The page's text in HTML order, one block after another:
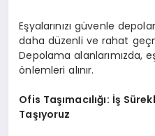
Eşyalarınızı güvenle
daha düzenli ve rahat
Depolama alanlarımızda,
önlemleri alınır.
Ofis Taşımacılığı: İş
Taşıyoruz